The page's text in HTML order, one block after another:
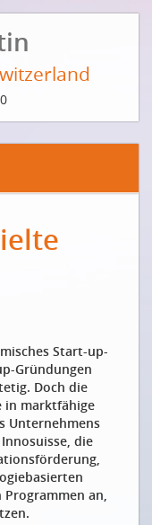
DIE ZAHLEN
Redaktion
noch sehr jung
Start-up-
Gründungen
Doch die
in marktfähige
Unternehmens
die
an,